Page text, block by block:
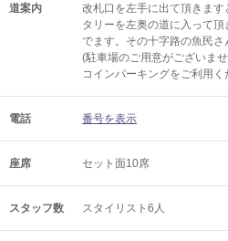
道案内
改札口を左手に出て頂きま
タリーを左奥の道に入って
でます。その十字路の魚民さ
(駐車場のご用意がございま
コインパーキングをご利用く
電話 番号を表示
座席 セット面10席
スタッフ数 スタイリスト6人